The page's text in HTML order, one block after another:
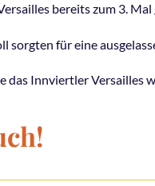
bereits zum 3.
sorgten für eine
das Innviertler Versailles